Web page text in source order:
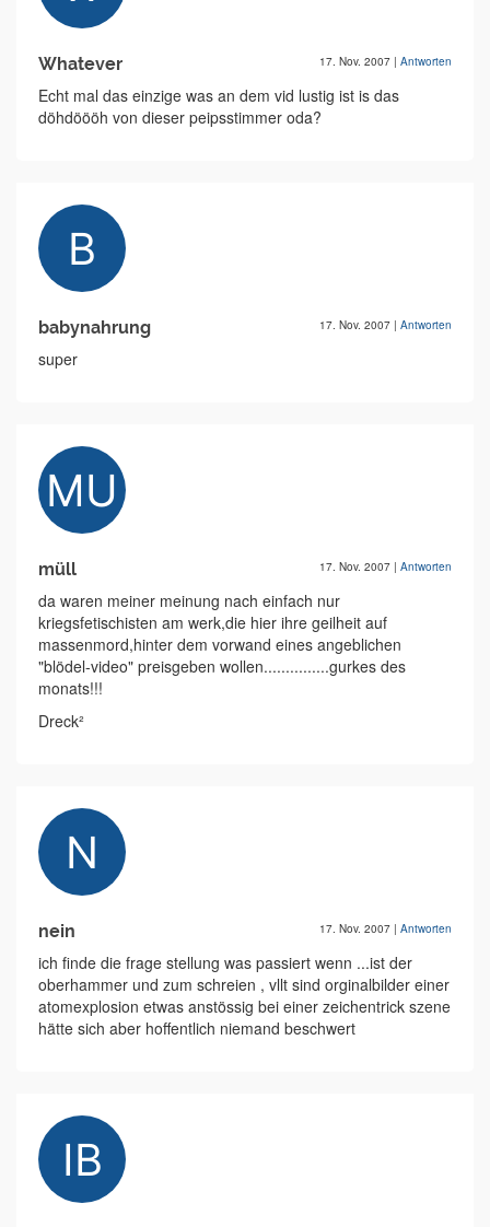
Whatever 17. Nov. 2007 | Antworten
Echt mal das einzige was an dem vid lustig ist is das
döhdöööh von dieser peipsstimmer oda?
babynahrung 17. Nov. 2007 | Antworten
super
müll 17. Nov. 2007 | Antworten
da waren meiner meinung nach einfach nur
kriegsfetischisten am werk,die hier ihre geilheit auf
massenmord,hinter dem vorwand eines angeblichen
"blödel-video" preisgeben wollen...............gurkes des
monats!!!
Dreck²
nein 17. Nov. 2007 | Antworten
ich finde die frage stellung was passiert wenn ...ist der
oberhammer und zum schreien , vllt sind orginalbilder einer
atomexplosion etwas anstössig bei einer zeichentrick szene
hätte sich aber hoffentlich niemand beschwert